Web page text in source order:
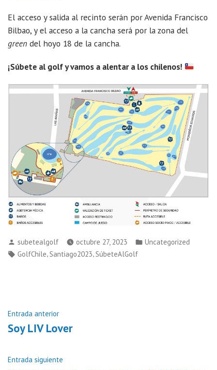
El acceso y salida al recinto serán por Avenida Francisco
Bilbao, y el acceso a la cancha será por la zona del
green del hoyo 18 de la cancha.
¡Súbete al golf y vamos a alentar a los chilenos!
Publicado
por
subetealgolf octubre 27, 2023
Publicado
Uncategorized
Etiquetas:
GolfChile,Santiago2023,SúbeteAlGolf
Navegación
de
entradas
Entrada anteriorEntrada
anterior:
Soy LIV Lover
Entrada siguiente